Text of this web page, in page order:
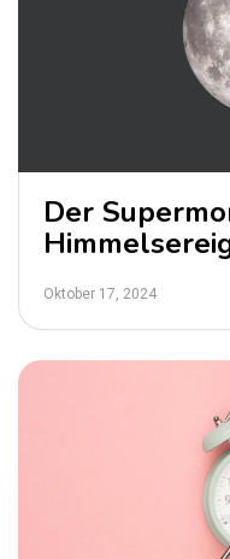
Der
Oktober 17, 2024